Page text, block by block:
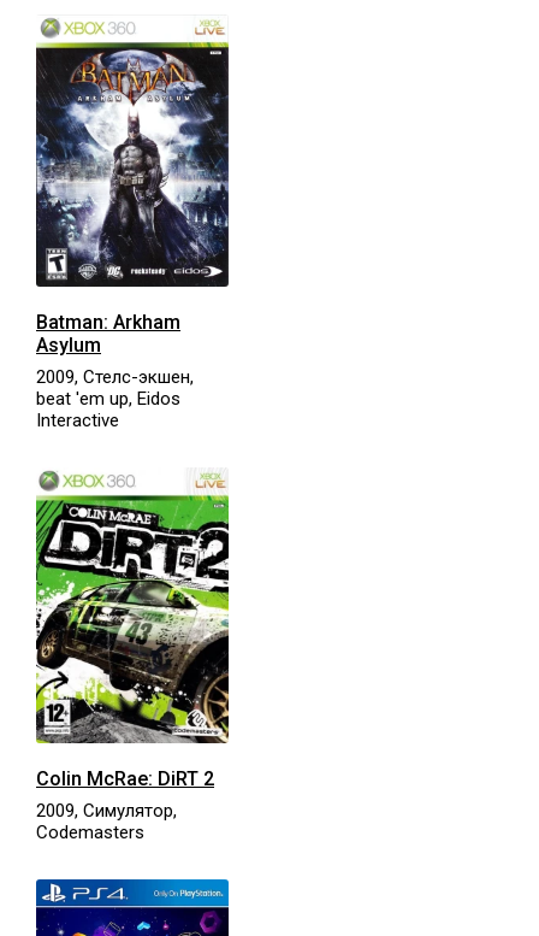
Batman: Arkham
Asylum
2009, Стелс-экшен,
beat 'em up, Eidos
Interactive
Colin McRae: DiRT 2
2009, Симулятор,
Codemasters